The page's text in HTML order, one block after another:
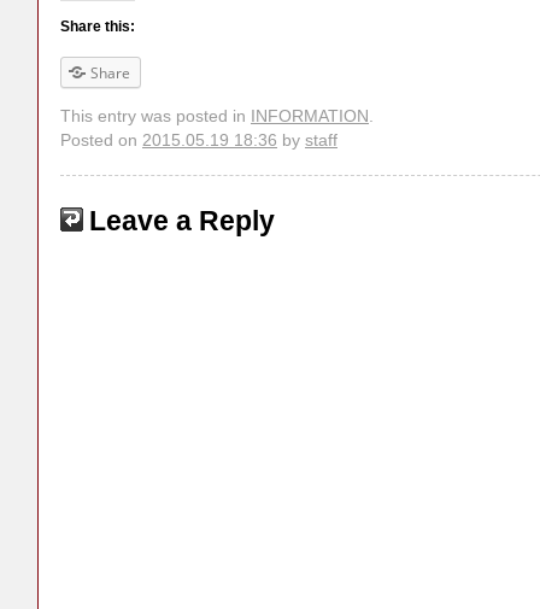
Share this:
Share
This entry was posted in INFORMATION.
Posted on 2015.05.19 18:36 by staff
Leave a Reply